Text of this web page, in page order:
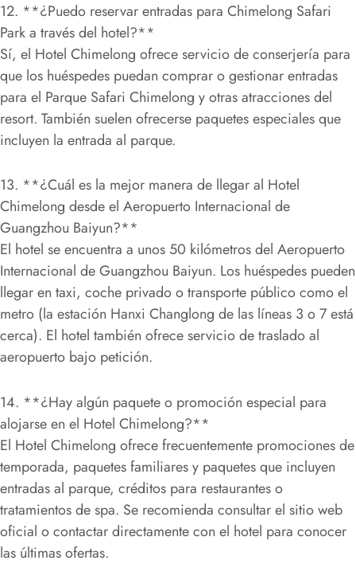
12. **¿Puedo reservar entradas para Chimelong Safari
Park a través del hotel?**
Sí, el Hotel Chimelong ofrece servicio de conserjería para
que los huéspedes puedan comprar o gestionar entradas
para el Parque Safari Chimelong y otras atracciones del
resort. También suelen ofrecerse paquetes especiales que
incluyen la entrada al parque.
13. **¿Cuál es la mejor manera de llegar al Hotel
Chimelong desde el Aeropuerto Internacional de
Guangzhou Baiyun?**
El hotel se encuentra a unos 50 kilómetros del Aeropuerto
Internacional de Guangzhou Baiyun. Los huéspedes pueden
llegar en taxi, coche privado o transporte público como el
metro (la estación Hanxi Changlong de las líneas 3 o 7 está
cerca). El hotel también ofrece servicio de traslado al
aeropuerto bajo petición.
14. **¿Hay algún paquete o promoción especial para
alojarse en el Hotel Chimelong?**
El Hotel Chimelong ofrece frecuentemente promociones de
temporada, paquetes familiares y paquetes que incluyen
entradas al parque, créditos para restaurantes o
tratamientos de spa. Se recomienda consultar el sitio web
oficial o contactar directamente con el hotel para conocer
las últimas ofertas.